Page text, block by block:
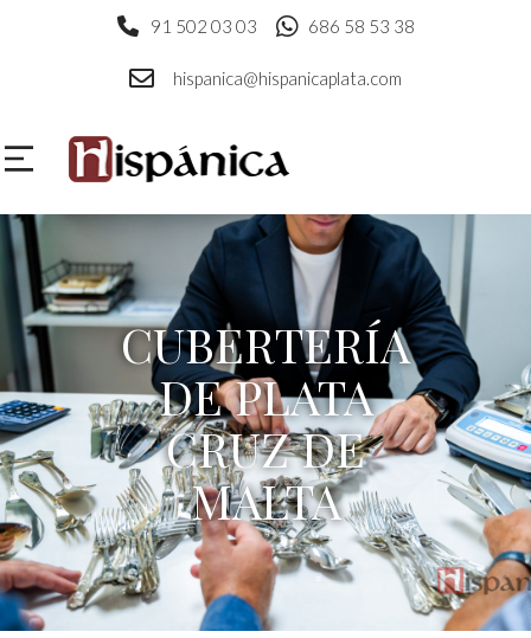
91 502 03 03 686 58 53 38
hispanica@hispanicaplata.com
CUBERTERÍA
DE PLATA
CRUZ DE
MALTA